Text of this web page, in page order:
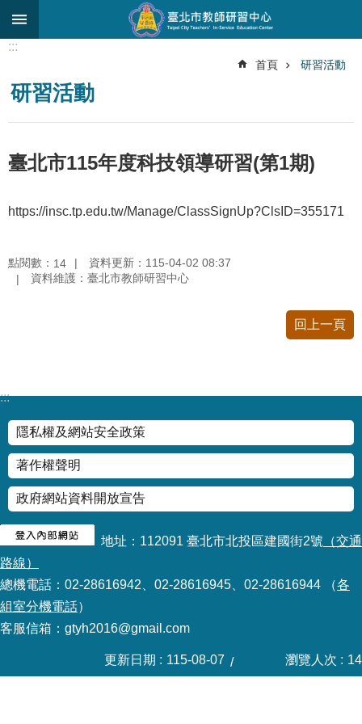
跳到主要內容區塊
搜
尋
於
中
發
展
教
諮
商
輔
導
支
持
服
務
教
學
資
源
:::
首頁 研習活動
研習活動
臺北市115年度科技領導研習(第1期)
https://insc.tp.edu.tw/Manage/ClassSignUp?ClsID=355171
點閱數： 14
資料更新：115-04-02 08:37
資料維護：臺北市教師研習中心
回上一頁
:::
隱私權及網站安全政策
著作權聲明
政府網站資料開放宣告
地址：112091 臺北市北投區建國街2號 （交通
路線）
總機電話：02-28616942、02-28616945、02-28616944 （各
組室分機電話）
客服信箱：gtyh2016@gmail.com
更新日期 115-08-07 瀏覽人次 14